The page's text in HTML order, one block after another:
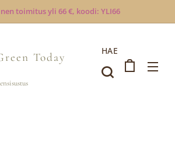
toimitus yli 66 €, koodi: YLI66
Today HAE